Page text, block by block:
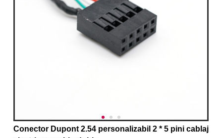
Conector Dupont 2.54 personalizabil 2 * 5 pini cablaj